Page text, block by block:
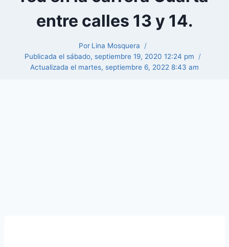
entre calles 13 y 14.
Por Lina Mosquera
Publicada el sábado, septiembre 19, 2020 12:24 pm
Actualizada el martes, septiembre 6, 2022 8:43 am